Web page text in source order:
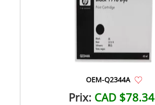
OEM-Q2344A
Prix: CAD $78.34